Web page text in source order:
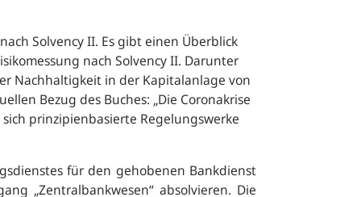
Solvency II. Es gibt einen Überblick
nach Solvency II. Darunter
Nachhaltigkeit in der Kapitalanlage von
Bezug des Buches: „Die Coronakrise
prinzipienbasierte Regelungswerke
für den gehobenen Bankdienst
„Zentralbankwesen“ absolvieren. Die